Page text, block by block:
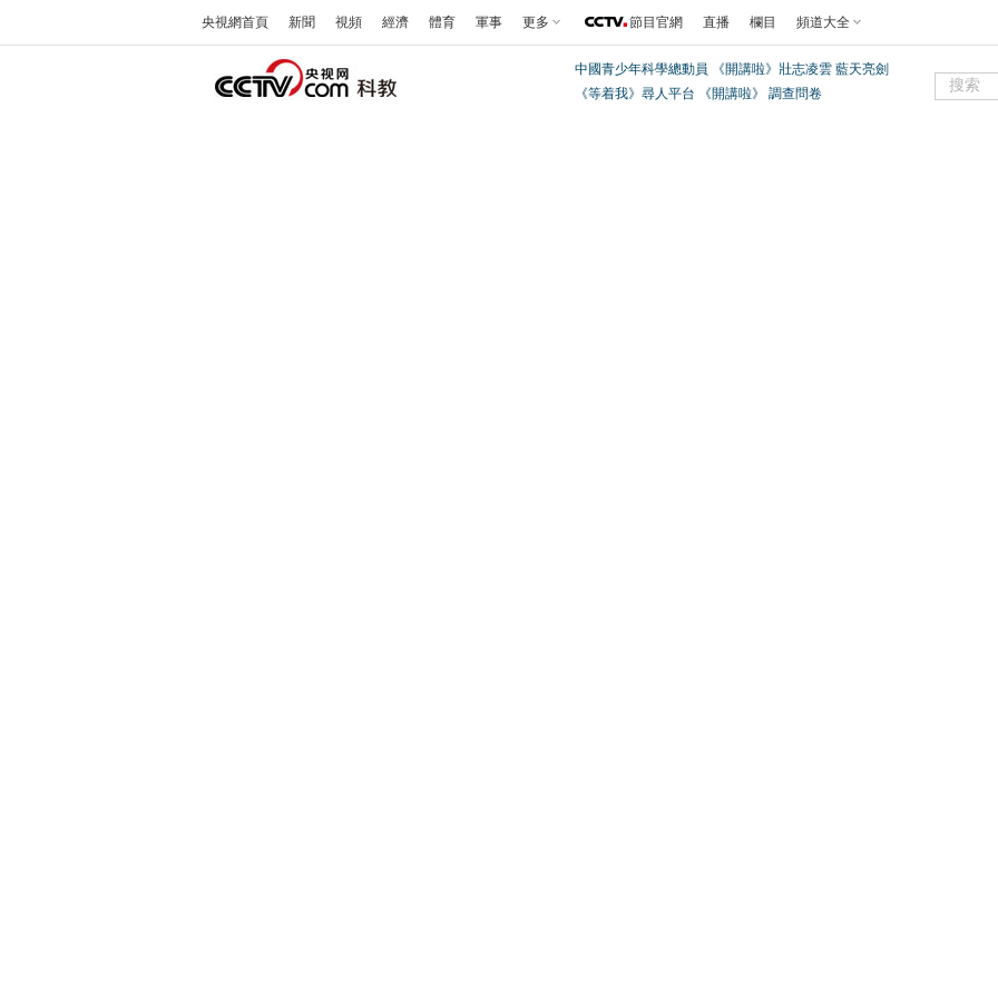
央視網首頁 新聞 視頻 經濟 體育 軍事 更多 節目官網 直播 欄目 頻道大全
中國青少年科學總動員
《開講啦》壯志凌雲 藍天亮劍
《等着我》尋人平台
《開講啦》 調查問卷